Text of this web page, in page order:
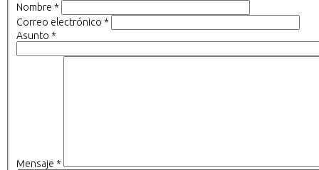
Nombre *
Correo electrónico *
Asunto *
Mensaje *